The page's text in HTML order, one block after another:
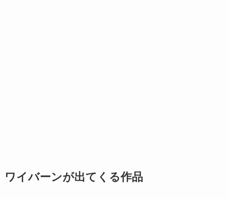
ワイバーンが出てくる作品